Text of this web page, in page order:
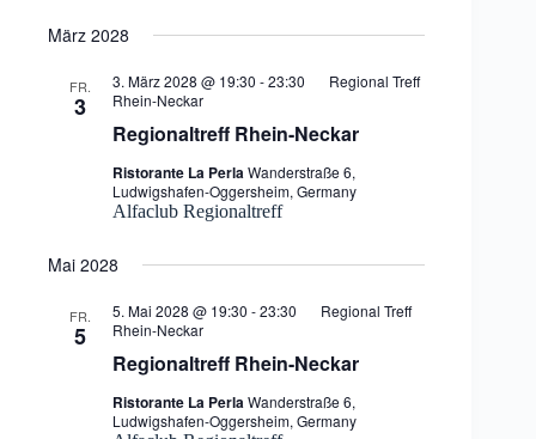
März 2028
FR.
3
Regionaltreff Rhein-Neckar
3. März 2028 @ 19:30 -23:30
Regional Treff
Rhein-Neckar
Ristorante La PerlaWanderstraße 6,
Ludwigshafen-Oggersheim, Germany
Alfaclub Regionaltreff
Mai 2028
FR.
5
Regionaltreff Rhein-Neckar
5. Mai 2028 @ 19:30 -23:30
Regional Treff
Rhein-Neckar
Ristorante La PerlaWanderstraße 6,
Ludwigshafen-Oggersheim, Germany